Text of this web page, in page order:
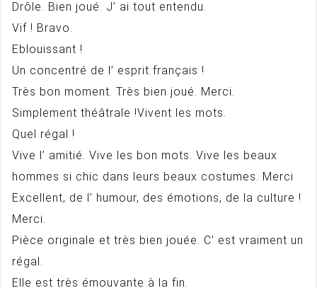
Drôle. Bien joué. J’ ai tout entendu.
Vif ! Bravo.
Eblouissant !
Un concentré de l’ esprit français !
Très bon moment. Très bien joué. Merci.
Simplement théâtrale !Vivent les mots.
Quel régal !
Vive l’ amitié. Vive les bon mots. Vive les beaux
hommes si chic dans leurs beaux costumes. Merci
Excellent, de l’ humour, des émotions, de la culture !
Merci.
Pièce originale et très bien jouée. C’ est vraiment un
régal.
Elle est très émouvante à la fin.